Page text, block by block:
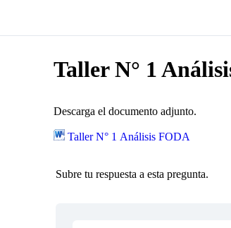
Taller N° 1
Descarga el documento adjunto.
Taller N° 1 Análisis FODA
Subre tu respuesta a esta pregunta.